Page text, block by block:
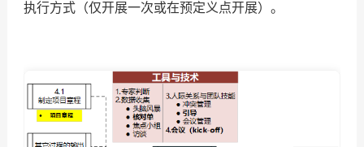
执行方式（仅开展一次或在预定义点开展）。